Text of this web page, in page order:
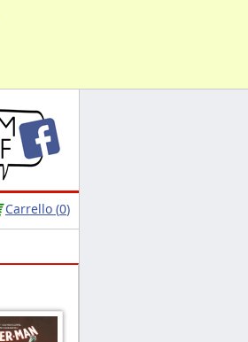
Carrello (0)